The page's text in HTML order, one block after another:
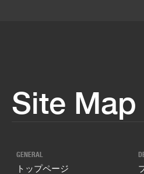
Site Map
GENERAL
トップページ